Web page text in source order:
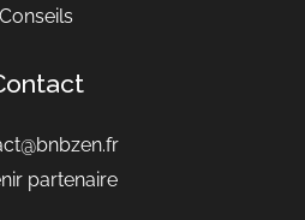
Conseils
partenaire